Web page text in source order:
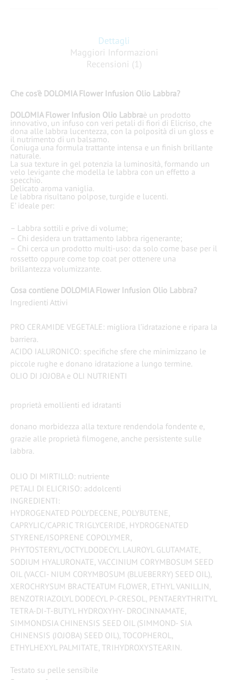
Dettagli
Maggiori Informazioni
Recensioni (1)
Che cos’è DOLOMIA Flower Infusion Olio Labbra?
DOLOMIA Flower Infusion Olio Labbraè un prodotto
innovativo, un infuso con veri petali di fiori di Elicriso, che
dona alle labbra lucentezza, con la polposità di un gloss e
il nutrimento di un balsamo.
Coniuga una formula trattante intensa e un finish brillante
naturale.
La sua texture in gel potenzia la luminosità, formando un
velo levigante che modella le labbra con un effetto a
specchio.
Delicato aroma vaniglia.
Le labbra risultano polpose, turgide e lucenti.
E’ ideale per:
– Labbra sottili e prive di volume;
– Chi desidera un trattamento labbra rigenerante;
– Chi cerca un prodotto multi-uso: da solo come base per il
rossetto oppure come top coat per ottenere una
brillantezza volumizzante.
Cosa contiene DOLOMIA Flower Infusion Olio Labbra?
Ingredienti Attivi
PRO CERAMIDE VEGETALE: migliora l’idratazione e ripara la
barriera.
ACIDO IALURONICO: specifiche sfere che minimizzano le
piccole rughe e donano idratazione a lungo termine.
OLIO DI JOJOBA e OLI NUTRIENTI
proprietà emollienti ed idratanti
donano morbidezza alla texture rendendola fondente e,
grazie alle proprietà filmogene, anche persistente sulle
labbra.
OLIO DI MIRTILLO: nutriente
PETALI DI ELICRISO: addolcenti
INGREDIENTI:
​HYDROGENATED POLYDECENE, POLYBUTENE,
CAPRYLIC/CAPRIC TRIGLYCERIDE, HYDROGENATED
STYRENE/ISOPRENE COPOLYMER,
PHYTOSTERYL/OCTYLDODECYL LAUROYL GLUTAMATE,
SODIUM HYALURONATE, VACCINIUM CORYMBOSUM SEED
OIL (VACCI- NIUM CORYMBOSUM (BLUEBERRY) SEED OIL),
XEROCHRYSUM BRACTEATUM FLOWER, ETHYL VANILLIN,
BENZOTRIAZOLYL DODECYL P-CRESOL, PENTAERYTHRITYL
TETRA-DI-T-BUTYL HYDROXYHY- DROCINNAMATE,
SIMMONDSIA CHINENSIS SEED OIL (SIMMOND- SIA
CHINENSIS (JOJOBA) SEED OIL), TOCOPHEROL,
ETHYLHEXYL PALMITATE, TRIHYDROXYSTEARIN.
Testato su pelle sensibile